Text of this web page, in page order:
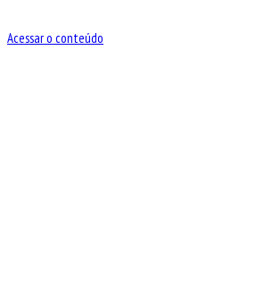
Acessar o conteúdo